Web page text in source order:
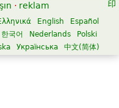
· reklam
English
Español
한국어 Nederlands
Polski
Українська 中文(简体)